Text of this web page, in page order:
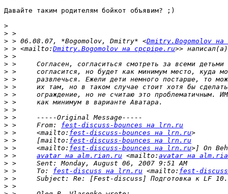
Давайте таким родителям бойкот объявим? ;)
>
>
> > 06.08.07, *Bogomolov, Dmitry* <Dmitry.Bogomolov
> > <mailto: Dmitry.Bogomolov на cpcpipe.ru
>
>
>
>
>
>
>
>
>
> >     From: fest-discuss-bounces на lrn.ru
> >     <mailto: fest-discuss-bounces на lrn.ru
> >     [mailto: fest-discuss-bounces на lrn.ru
> >     <mailto: fest-discuss-bounces на lrn.ru
> > avatar на alm.rian.ru <mailto: avatar на
>
> >     To: fest-discuss на lrn.ru <mailto: fest-
>
>